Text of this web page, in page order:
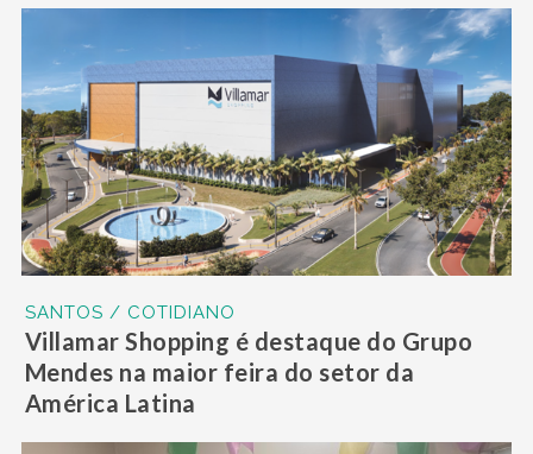
SANTOS / COTIDIANO
Villamar Shopping é destaque do Grupo
Mendes na maior feira do setor da
América Latina